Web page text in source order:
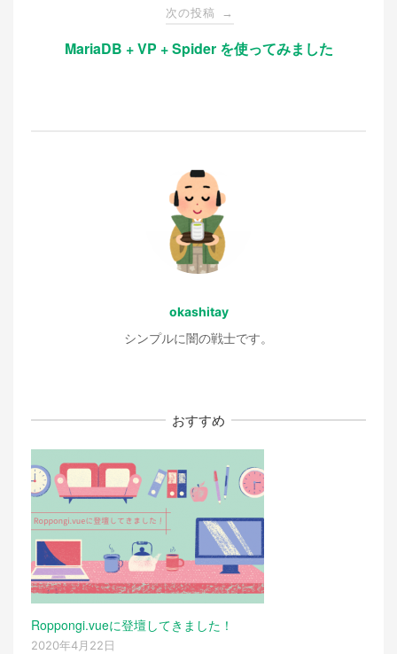
次の投稿 →
MariaDB + VP + Spider を使ってみました
okashitay
シンプルに闇の戦士です。
おすすめ
Roppongi.vueに登壇してきました！
2020年4月22日